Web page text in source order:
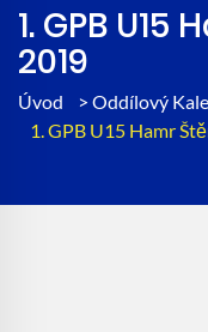
1. GPB
2019
Úvod > Oddílový
1. GPB U15 Hamr